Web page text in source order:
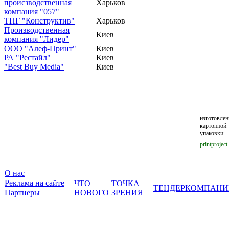
происзводственная
компания "057"
Харьков
ТПГ "Конструктив"
Харьков
Производственная
компания "Лидер"
Киев
ООО "Алеф-Принт"
Киев
РА "Рестайл"
Киев
"Best Buy Media"
Киев
картонной
упаковки
О нас
Реклама на сайте
Партнеры
ЧТО
НОВОГО
ТОЧКА
ЗРЕНИЯ
ТЕНДЕР